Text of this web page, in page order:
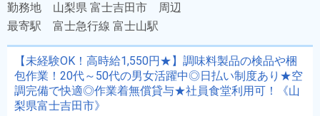
勤務地 山梨県 富士吉田市 周辺
最寄駅 富士急行線 富士山駅
【未経験OK！高時給1,550円★】調味料製品の検品や梱
包作業！20代～50代の男女活躍中◎日払い制度あり★空
調完備で快適◎作業着無償貸与★社員食堂利用可！《山
梨県富士吉田市》